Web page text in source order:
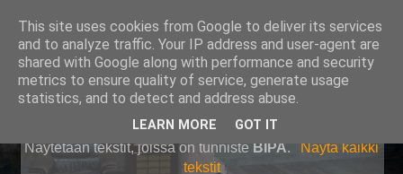
Pullollinen
Näytetään tekstit, joissa on tunniste BIPA.
Näytä kaikki
tekstit
This site uses cookies from Google to deliver its services
and to analyze traffic. Your IP address and user-agent are
shared with Google along with performance and security
metrics to ensure quality of service, generate usage
statistics, and to detect and address abuse.
LEARN MORE GOT IT